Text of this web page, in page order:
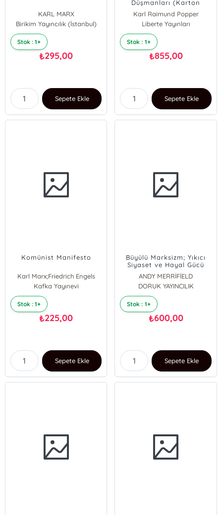
KARL MARX
Birikim Yayıncılık (İstanbul)
Stok : 1+
₺295,00
Sepete Ekle
Düşmanları (Karton
Kapak)
Karl Raimund Popper
Liberte Yayınları
Stok : 1+
₺855,00
Sepete Ekle
Komünist Manifesto
Karl Marx;Friedrich Engels
Kafka Yayınevi
Stok : 1+
₺225,00
Sepete Ekle
Büyülü Marksizm; Yıkıcı
Siyaset ve Hayal Gücü
ANDY MERRİFİELD
DORUK YAYINCILIK
Stok : 1+
₺600,00
Sepete Ekle